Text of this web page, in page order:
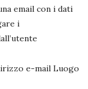
email con i dati
i
e-mail Luogo